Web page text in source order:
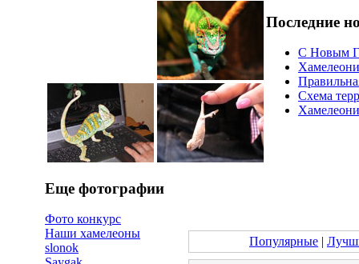
Последние
С Новым
Схема
Еще фотографии
Фото конкурс
Наши хамелеоны
slonok
Популярные |